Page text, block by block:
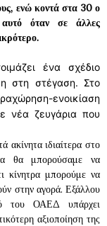
ενώ κοντά στα 30 ο
όταν σε άλλες
ένα σχέδιο
στη στέγαση. Στο
ενοικίαση
νέα ζευγάρια που
ιδιαίτερα στο
θα μπορούσαμε να
κίνητρα μπορούμε να
στην αγορά. Εξάλλου
του ΟΑΕΔ υπάρχει
αξιοποίηση της